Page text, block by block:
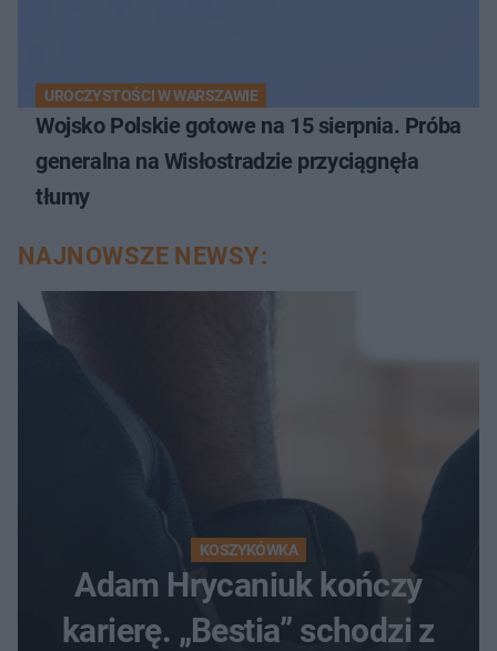
UROCZYSTOŚCI W WARSZAWIE
Wojsko Polskie gotowe na 15 sierpnia. Próba
generalna na Wisłostradzie przyciągnęła
tłumy
NAJNOWSZE NEWSY:
KOSZYKÓWKA
Adam Hrycaniuk kończy
karierę. „Bestia” schodzi z